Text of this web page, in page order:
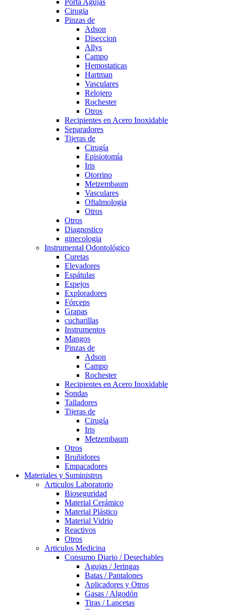
Porta Agujas
Cirugia
Pinzas de
Adson
Diseccion
Allys
Campo
Hemostaticas
Hartman
Vasculares
Relojero
Rochester
Otros
Recipientes en Acero Inoxidable
Separadores
Tijeras de
Cirugía
Episiotomía
Iris
Otorrino
Metzembaum
Vasculares
Oftalmologia
Otros
Otros
Diagnostico
ginecologia
Instrumental Odontológico
Curetas
Elevadores
Espátulas
Espejos
Exploradores
Fórceps
Grapas
cucharillas
Instrumentos
Mangos
Pinzas de
Adson
Campo
Rochester
Recipientes en Acero Inoxidable
Sondas
Talladores
Tijeras de
Cirugía
Iris
Metzembaum
Otros
Bruñidores
Empacadores
Materiales y Suministros
Articulos Laboratorio
Bioseguridad
Material Cerámico
Material Plástico
Material Vidrio
Reactivos
Otros
Articulos Medicina
Consumo Diario / Desechables
Agujas / Jeringas
Batas / Pantalones
Aplicadores y Otros
Gasas / Algodón
Tiras / Lancetas